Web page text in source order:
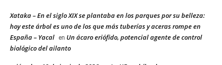
Xataka – En el siglo XIX se plantaba en los parques por su belleza:
hoy este árbol es uno de los que más tuberías y aceras rompe en
España – Yacal
en Un ácaro eriófido, potencial agente de control
biológico del ailanto